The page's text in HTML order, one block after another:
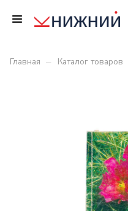
Главная – Каталог товаров